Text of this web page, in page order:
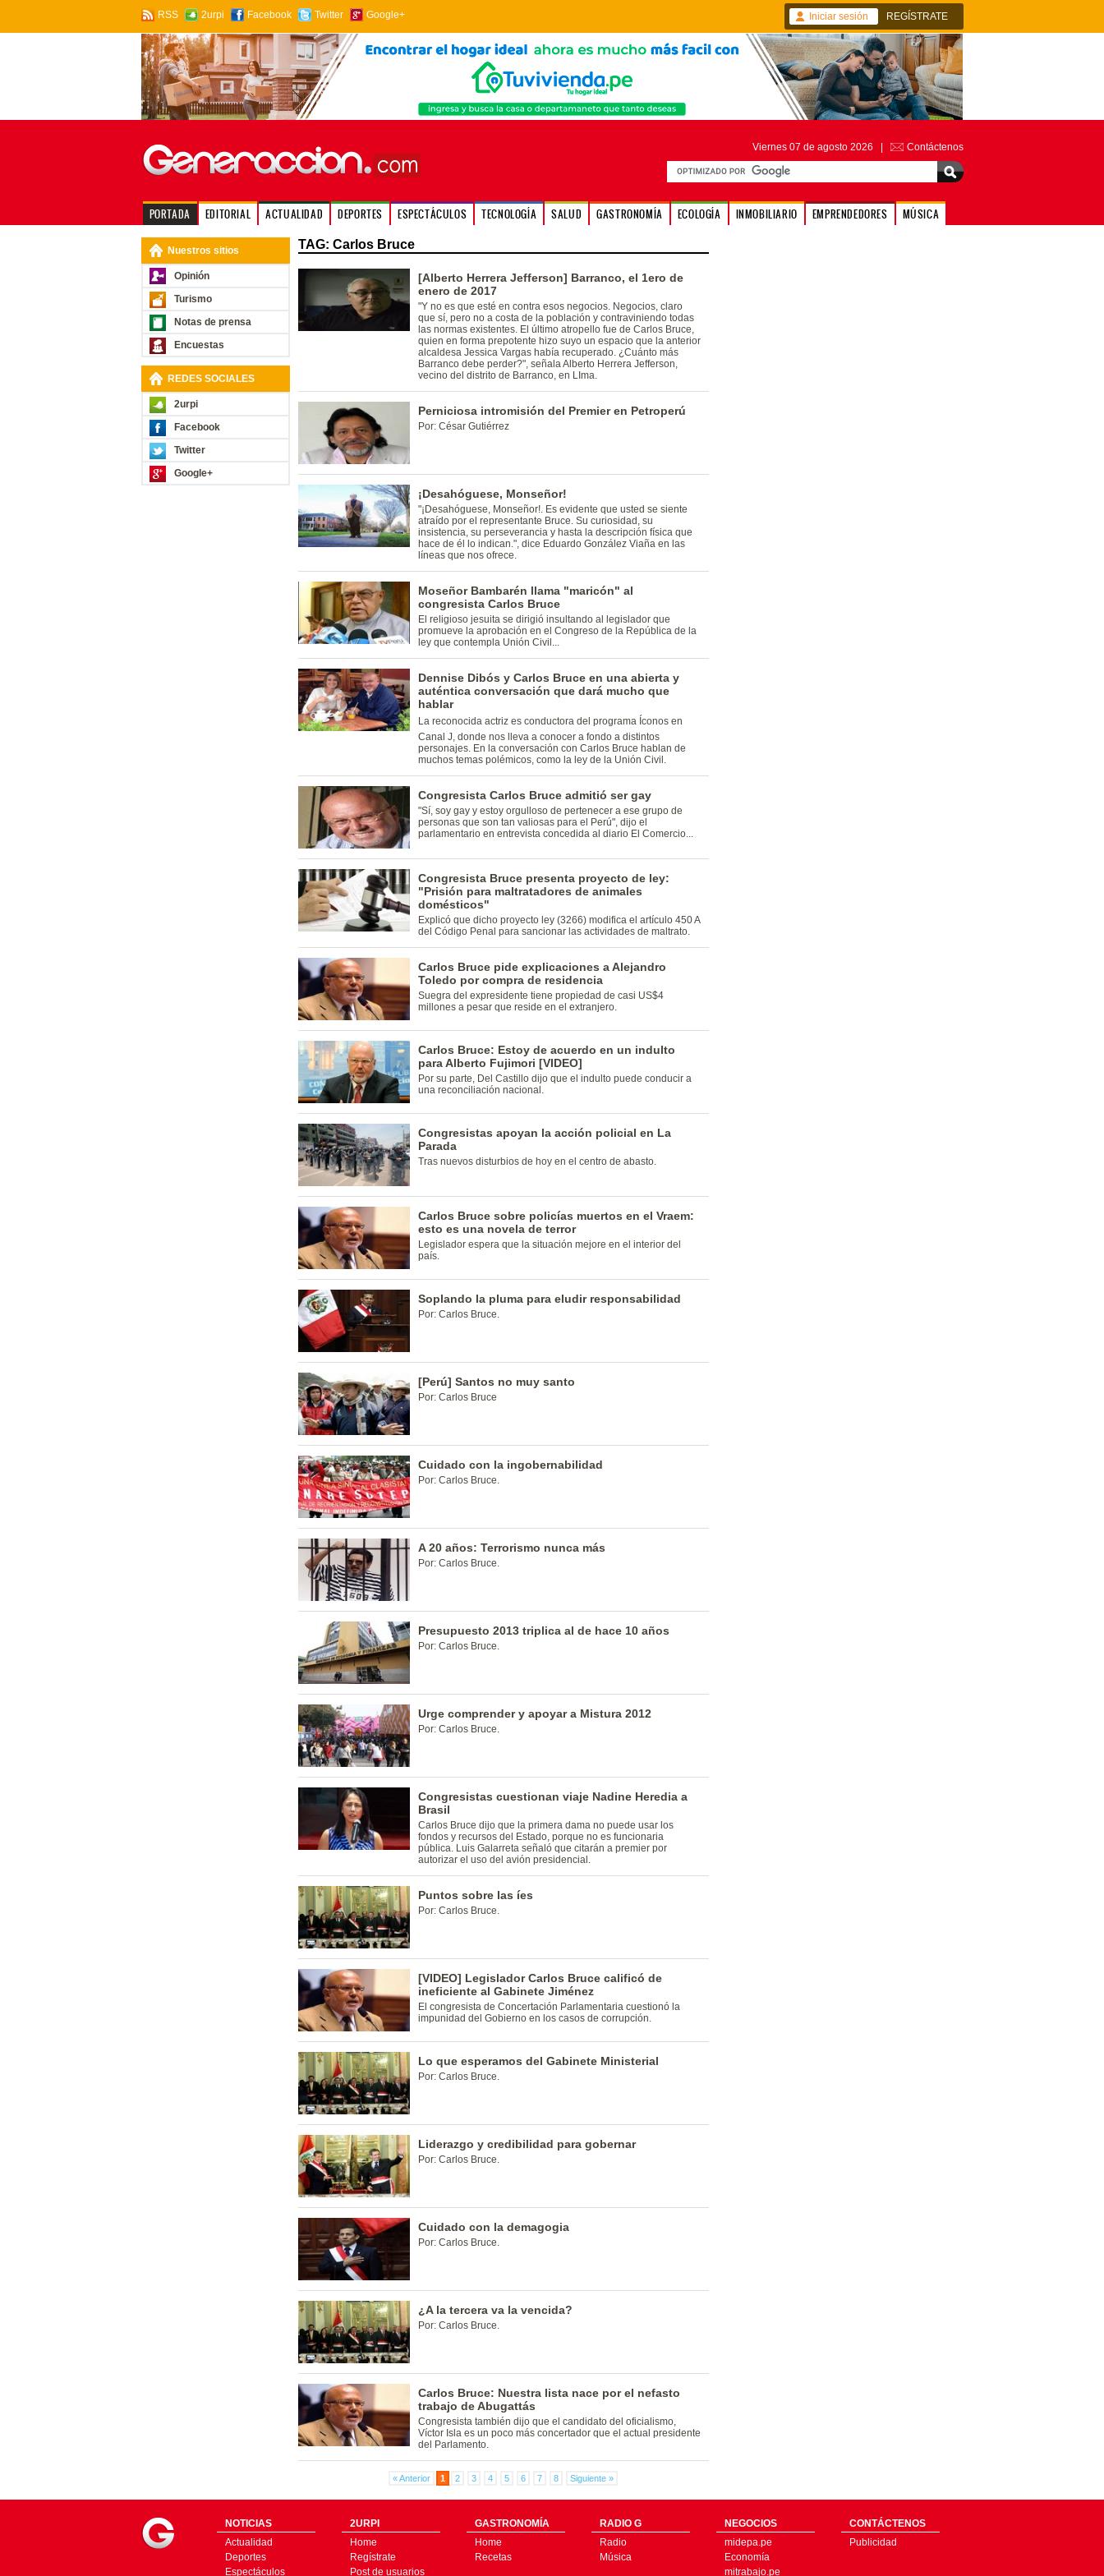
RSS 2urpi Facebook Twitter Google+ Iniciar sesión REGÍSTRATE
Viernes 07 de agosto 2026 | Contáctenos
PORTADA EDITORIAL ACTUALIDAD DEPORTES ESPECTÁCULOS TECNOLOGÍA SALUD GASTRONOMÍA ECOLOGÍA INMOBILIARIO EMPRENDEDORES MÚSICA
Nuestros sitios
Opinión
Turismo
Notas de prensa
Encuestas
REDES SOCIALES
2urpi
Facebook
Twitter
Google+
TAG: Carlos Bruce
[Alberto Herrera Jefferson] Barranco, el 1ero de
enero de 2017
"Y no es que esté en contra esos negocios. Negocios, claro
que sí, pero no a costa de la población y contraviniendo todas
las normas existentes. El último atropello fue de Carlos Bruce,
quien en forma prepotente hizo suyo un espacio que la anterior
alcaldesa Jessica Vargas había recuperado. ¿Cuánto más
Barranco debe perder?", señala Alberto Herrera Jefferson,
vecino del distrito de Barranco, en LIma.
Perniciosa intromisión del Premier en Petroperú
Por: César Gutiérrez
¡Desahóguese, Monseñor!
"¡Desahóguese, Monseñor!. Es evidente que usted se siente
atraído por el representante Bruce. Su curiosidad, su
insistencia, su perseverancia y hasta la descripción física que
hace de él lo indican.", dice Eduardo González Viaña en las
líneas que nos ofrece.
Moseñor Bambarén llama "maricón" al
congresista Carlos Bruce
El religioso jesuita se dirigió insultando al legislador que
promueve la aprobación en el Congreso de la República de la
ley que contempla Unión Civil...
Dennise Dibós y Carlos Bruce en una abierta y
auténtica conversación que dará mucho que
hablar
La reconocida actriz es conductora del programa Íconos en
Canal J, donde nos lleva a conocer a fondo a distintos
personajes. En la conversación con Carlos Bruce hablan de
muchos temas polémicos, como la ley de la Unión Civil.
Congresista Carlos Bruce admitió ser gay
"Sí, soy gay y estoy orgulloso de pertenecer a ese grupo de
personas que son tan valiosas para el Perú", dijo el
parlamentario en entrevista concedida al diario El Comercio...
Congresista Bruce presenta proyecto de ley:
"Prisión para maltratadores de animales
domésticos"
Explicó que dicho proyecto ley (3266) modifica el artículo 450 A
del Código Penal para sancionar las actividades de maltrato.
Carlos Bruce pide explicaciones a Alejandro
Toledo por compra de residencia
Suegra del expresidente tiene propiedad de casi US$4
millones a pesar que reside en el extranjero.
Carlos Bruce: Estoy de acuerdo en un indulto
para Alberto Fujimori [VIDEO]
Por su parte, Del Castillo dijo que el indulto puede conducir a
una reconciliación nacional.
Congresistas apoyan la acción policial en La
Parada
Tras nuevos disturbios de hoy en el centro de abasto.
Carlos Bruce sobre policías muertos en el Vraem:
esto es una novela de terror
Legislador espera que la situación mejore en el interior del
país.
Soplando la pluma para eludir responsabilidad
Por: Carlos Bruce.
[Perú] Santos no muy santo
Por: Carlos Bruce
Cuidado con la ingobernabilidad
Por: Carlos Bruce.
A 20 años: Terrorismo nunca más
Por: Carlos Bruce.
Presupuesto 2013 triplica al de hace 10 años
Por: Carlos Bruce.
Urge comprender y apoyar a Mistura 2012
Por: Carlos Bruce.
Congresistas cuestionan viaje Nadine Heredia a
Brasil
Carlos Bruce dijo que la primera dama no puede usar los
fondos y recursos del Estado, porque no es funcionaria
pública. Luis Galarreta señaló que citarán a premier por
autorizar el uso del avión presidencial.
Puntos sobre las íes
Por: Carlos Bruce.
[VIDEO] Legislador Carlos Bruce calificó de
ineficiente al Gabinete Jiménez
El congresista de Concertación Parlamentaria cuestionó la
impunidad del Gobierno en los casos de corrupción.
Lo que esperamos del Gabinete Ministerial
Por: Carlos Bruce.
Liderazgo y credibilidad para gobernar
Por: Carlos Bruce.
Cuidado con la demagogia
Por: Carlos Bruce.
¿A la tercera va la vencida?
Por: Carlos Bruce.
Carlos Bruce: Nuestra lista nace por el nefasto
trabajo de Abugattás
Congresista también dijo que el candidato del oficialismo,
Víctor Isla es un poco más concertador que el actual presidente
del Parlamento.
« Anterior 1 2 3 4 5 6 7 8 Siguiente »
NOTICIAS
Actualidad
Deportes
Espectáculos
2URPI
Home
Regístrate
Post de usuarios
GASTRONOMÍA
Home
Recetas
RADIO G
Radio
Música
NEGOCIOS
midepa.pe
Economía
mitrabajo.pe
CONTÁCTENOS
Publicidad